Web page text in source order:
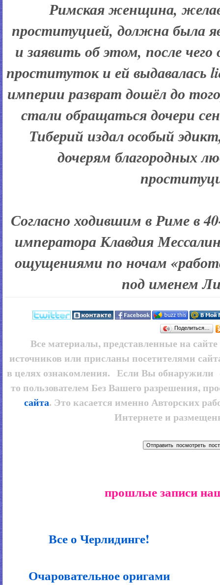
Римская женщина,
проституцией, должна была
и заявить об этом, после чего
проституток и ей выдавалась
империи разврат дошёл до
стали обращаться дочери
Тиберий издал особый
дочерям благородных
Согласно ходившим в Риме в
императора Клавдия
ощущениями по ночам
под именем
Поделиться…
Все материалы, представленные на сайте
источников или присланы посетителями
в целях ознакомления. Если Вы
то пользователем Без Вашего разрешения,
сайта. Это касается именно Авторских
Интернете и
прошлые записи
Все о Черлидинге!
Очаровательное оригами